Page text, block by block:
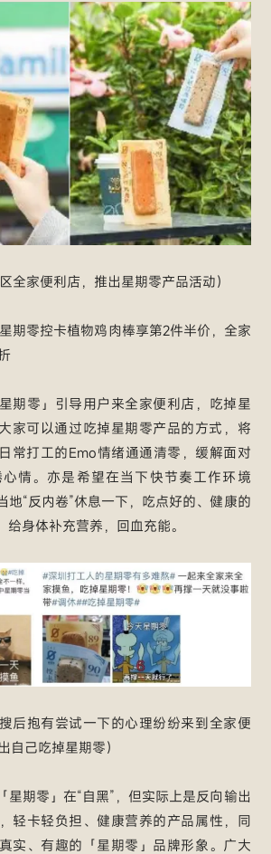
全家便利店，推出星期零产品活动）
期零控卡植物鸡肉棒享第2件半价，全家
期零」引导用户来全家便利店，吃掉星
可以通过吃掉星期零产品的方式，将
常打工的Emo情绪通通清零，缓解面对
情。亦是希望在当下快节奏工作环境
地“反内卷”休息一下，吃点好的、健康的
身体补充营养，回血充能。
后抱有尝试一下的心理纷纷来到全家便
自己吃掉星期零）
星期零」在“自黑”，但实际上是反向输出
轻卡轻负担、健康营养的产品属性，同
实、有趣的「星期零」品牌形象。广大